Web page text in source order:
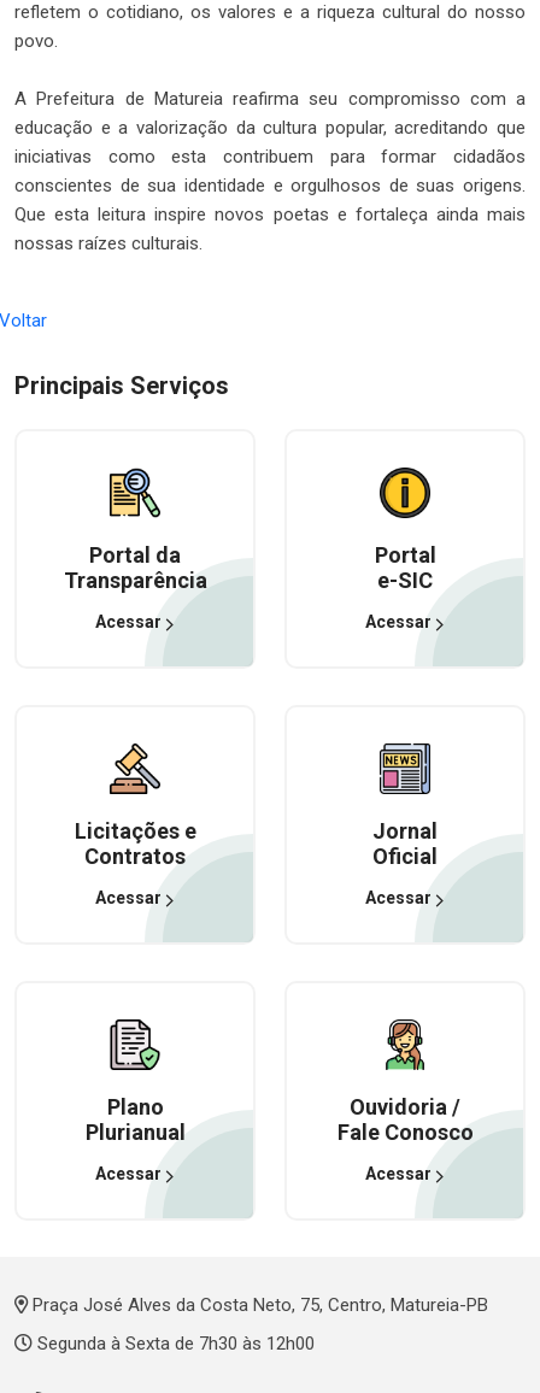
refletem o cotidiano, os valores e a riqueza cultural do nosso
povo.
A Prefeitura de Matureia reafirma seu compromisso com a
educação e a valorização da cultura popular, acreditando que
iniciativas como esta contribuem para formar cidadãos
conscientes de sua identidade e orgulhosos de suas origens.
Que esta leitura inspire novos poetas e fortaleça ainda mais
nossas raízes culturais.
Principais Serviços
Portal da
Transparência
Acessar
Portal
e-SIC
Acessar
Licitações e
Contratos
Acessar
Jornal
Oficial
Acessar
Plano
Plurianual
Acessar
Ouvidoria /
Fale Conosco
Acessar
Praça José Alves da Costa Neto, 75, Centro, Matureia-PB
Segunda à Sexta de 7h30 às 12h00